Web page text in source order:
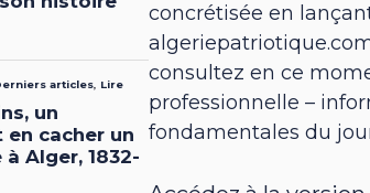
concrétisée en
consultez en ce
professionnelle –
fondamentales du